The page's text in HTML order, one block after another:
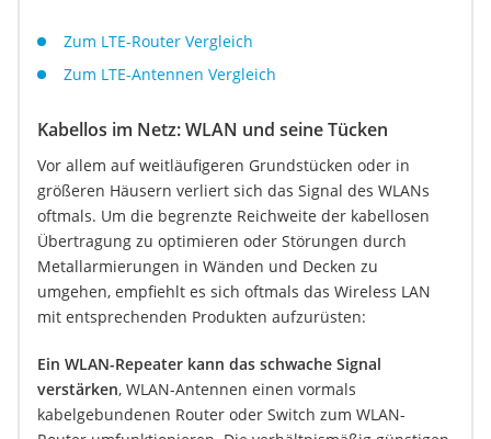
Zum LTE-Router Vergleich
Zum LTE-Antennen Vergleich
Kabellos im Netz: WLAN und seine Tücken
Vor allem auf weitläufigeren Grundstücken oder in
größeren Häusern verliert sich das Signal des WLANs
oftmals. Um die begrenzte Reichweite der kabellosen
Übertragung zu optimieren oder Störungen durch
Metallarmierungen in Wänden und Decken zu
umgehen, empfiehlt es sich oftmals das Wireless LAN
mit entsprechenden Produkten aufzurüsten:
Ein WLAN-Repeater kann das schwache Signal
verstärken, WLAN-Antennen einen vormals
kabelgebundenen Router oder Switch zum WLAN-